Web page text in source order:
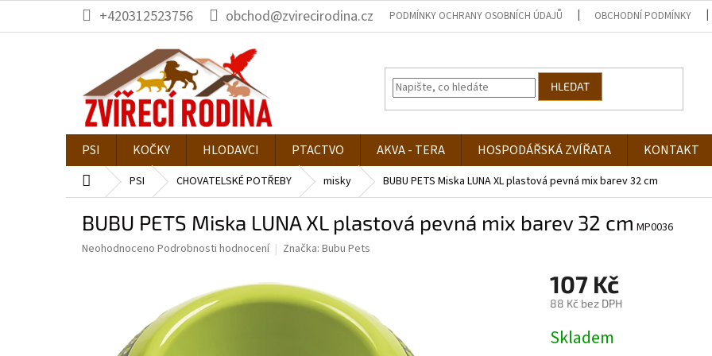
obsah
+420312523756 obchod@zvirecirodina.cz PODMÍNKY OCHRANY OSOBNÍCH ÚDAJŮ OBCHODNÍ PODMÍNKY
HLEDAT
PSI KOČKY HLODAVCI PTACTVO AKVA - TERA HOSPODÁŘSKÁ ZVÍŘATA KONTAKT
Domů PSI CHOVATELSKÉ POTŘEBY misky BUBU PETS Miska LUNA XL plastová pevná mix barev 32 cm
BUBU PETS Miska LUNA XL plastová pevná mix barev 32 cm MP0036
Průměrné
Neohodnoceno Podrobnosti hodnocení Značka: Bubu Pets
107 Kč
88 Kč bez DPH
cena:
Skladem